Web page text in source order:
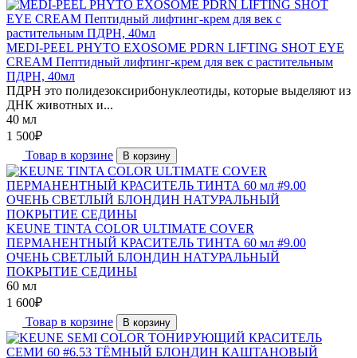
MEDI-PEEL PHYTO EXOSOME PDRN LIFTING SHOT EYE
CREAM Пептидный лифтинг-крем для век с растительным
ПДРН, 40мл
ПДРН это полидезоксирибонуклеотиды, которые выделяют из
ДНК животных и...
40 мл
1 500₽
Товар в корзине
В корзину
KEUNE TINTA COLOR ULTIMATE COVER
ПЕРМАНЕНТНЫЙ КРАСИТЕЛЬ ТИНТА 60 мл #9.00
ОЧЕНЬ СВЕТЛЫЙ БЛОНДИН НАТУРАЛЬНЫЙ
ПОКРЫТИЕ СЕДИНЫ
60 мл
1 600₽
Товар в корзине
В корзину